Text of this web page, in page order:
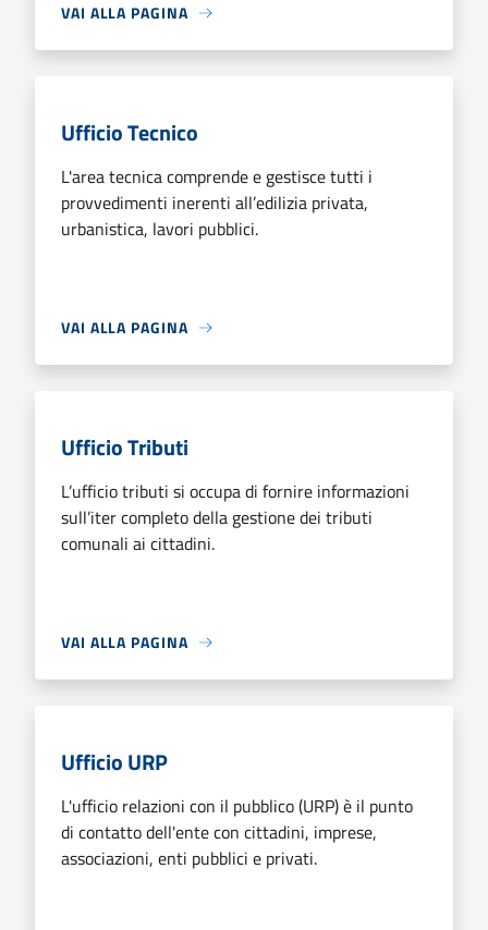
VAI ALLA PAGINA
Ufficio Tecnico
L'area tecnica comprende e gestisce tutti i
provvedimenti inerenti all’edilizia privata,
urbanistica, lavori pubblici.
VAI ALLA PAGINA
Ufficio Tributi
L’ufficio tributi si occupa di fornire informazioni
sull’iter completo della gestione dei tributi
comunali ai cittadini.
VAI ALLA PAGINA
Ufficio URP
L'ufficio relazioni con il pubblico (URP) è il punto
di contatto dell'ente con cittadini, imprese,
associazioni, enti pubblici e privati.